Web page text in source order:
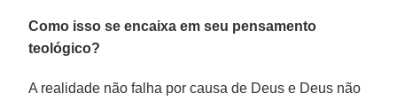
Como isso se encaixa em seu pensamento
teológico?
A realidade não falha por causa de Deus e Deus não